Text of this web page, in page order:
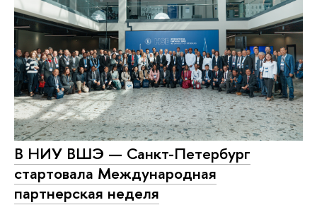
В НИУ ВШЭ — Санкт-Петербург
стартовала Международная
партнерская неделя